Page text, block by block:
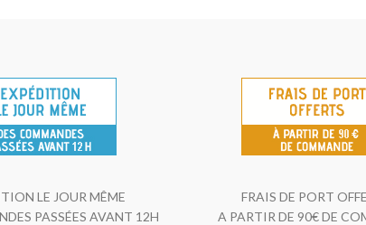
LE JOUR MÊME
PASSÉES AVANT 12H
FRAIS DE PORT
A PARTIR DE 90€ DE